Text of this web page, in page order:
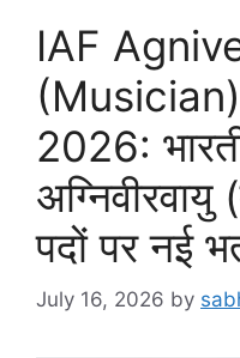
IAF
2026:
पदों पर नई
July 16, 2026 by